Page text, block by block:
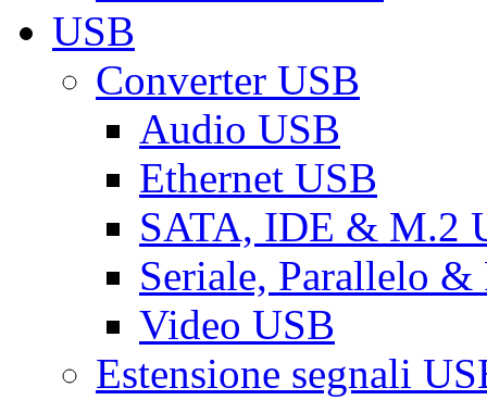
USB
Converter USB
Audio USB
Ethernet USB
SATA, IDE & M.2
Seriale, Parallelo &
Video USB
Estensione segnali